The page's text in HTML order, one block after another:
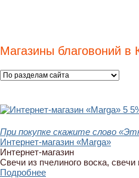
Магазины благовоний в
5
При покупке скажите слово
Интернет-магазин «Marga»
Интернет-магазин
Свечи из пчелиного воска,
Подробнее